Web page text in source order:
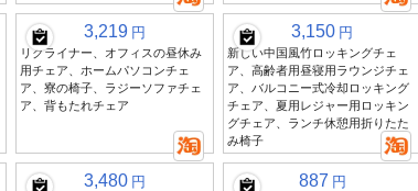
3,219 円
リクライナー、オフィスの昼休み
用チェア、ホームパソコンチェ
ア、寮の椅子、ラジーソファチェ
ア、背もたれチェア
3,150 円
新しい中国風竹ロッキングチェ
ア、高齢者用昼寝用ラウンジチェ
ア、バルコニー式冷却ロッキング
チェア、夏用レジャー用ロッキン
グチェア、ランチ休憩用折りたた
み椅子
3,480 円 887 円